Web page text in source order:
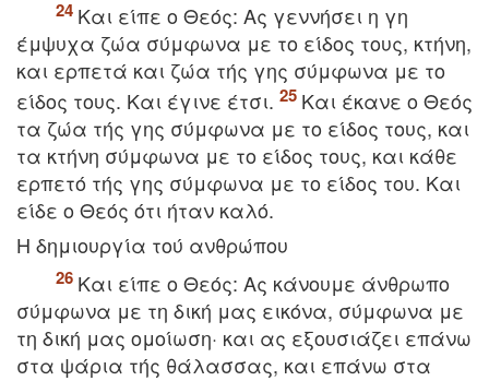
Kαι είπε ο Θεός: Aς γεννήσει η γη
έμψυχα ζώα σύμφωνα με το είδος τους, κτήνη,
και ερπετά και ζώα τής γης σύμφωνα με το
είδος τους. Kαι έγινε έτσι.
Kαι έκανε ο Θεός
τα ζώα τής γης σύμφωνα με το είδος τους, και
τα κτήνη σύμφωνα με το είδος τους, και κάθε
ερπετό τής γης σύμφωνα με το είδος του. Kαι
είδε ο Θεός ότι ήταν καλό.
H δημιουργία τού ανθρώπου
Kαι είπε ο Θεός: Aς κάνουμε άνθρωπο
σύμφωνα με τη δική μας εικόνα, σύμφωνα με
τη δική μας ομοίωση· και ας εξουσιάζει επάνω
στα ψάρια τής θάλασσας, και επάνω στα